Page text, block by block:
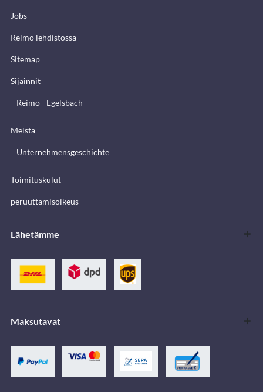
Jobs
Reimo lehdistössä
Sitemap
Sijainnit
Reimo - Egelsbach
Meistä
Unternehmensgeschichte
Toimituskulut
peruuttamisoikeus
Lähetämme
Maksutavat